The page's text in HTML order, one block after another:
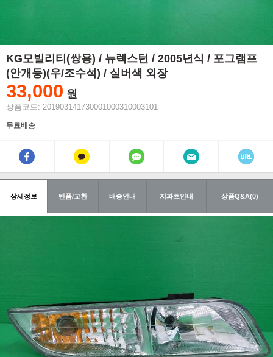
KG모빌리티(쌍용) / 뉴렉스턴 / 2005년식 / 포그램프
(안개등)(우/조수석) / 실버색 외장
33,000 원
상품코드: 201903141730001000310003101
무료배송
상세정보 반품/교환 배송안내 지파츠안내 상품Q&A(0)